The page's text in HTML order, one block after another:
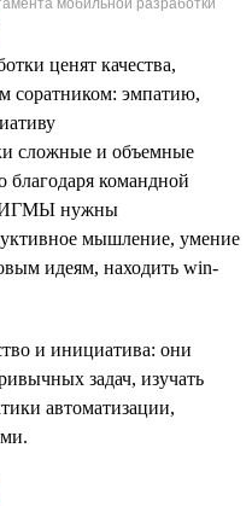
мобильной разработки
ценят качества,
соратником: эмпатию,
сложные и объемные
командной
СИГМЫ нужны
мышление, умение
идеям, находить win-
и инициатива: они
задач, изучать
автоматизации,